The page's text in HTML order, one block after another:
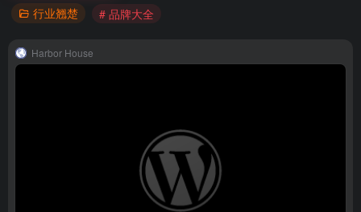
行业翘楚 # 品牌大全
Harbor House